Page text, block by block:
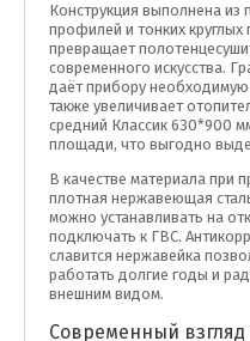
Конструкция выполнена из
профилей и тонких
превращает
современного искусства.
даёт прибору необходимую
также увеличивает
средний Классик 630*900
площади, что выгодно
В качестве материала при
плотная нержавеющая
можно устанавливать на
подключать к ГВС.
славится нержавейка
работать долгие годы и
внешним видом.
Современный